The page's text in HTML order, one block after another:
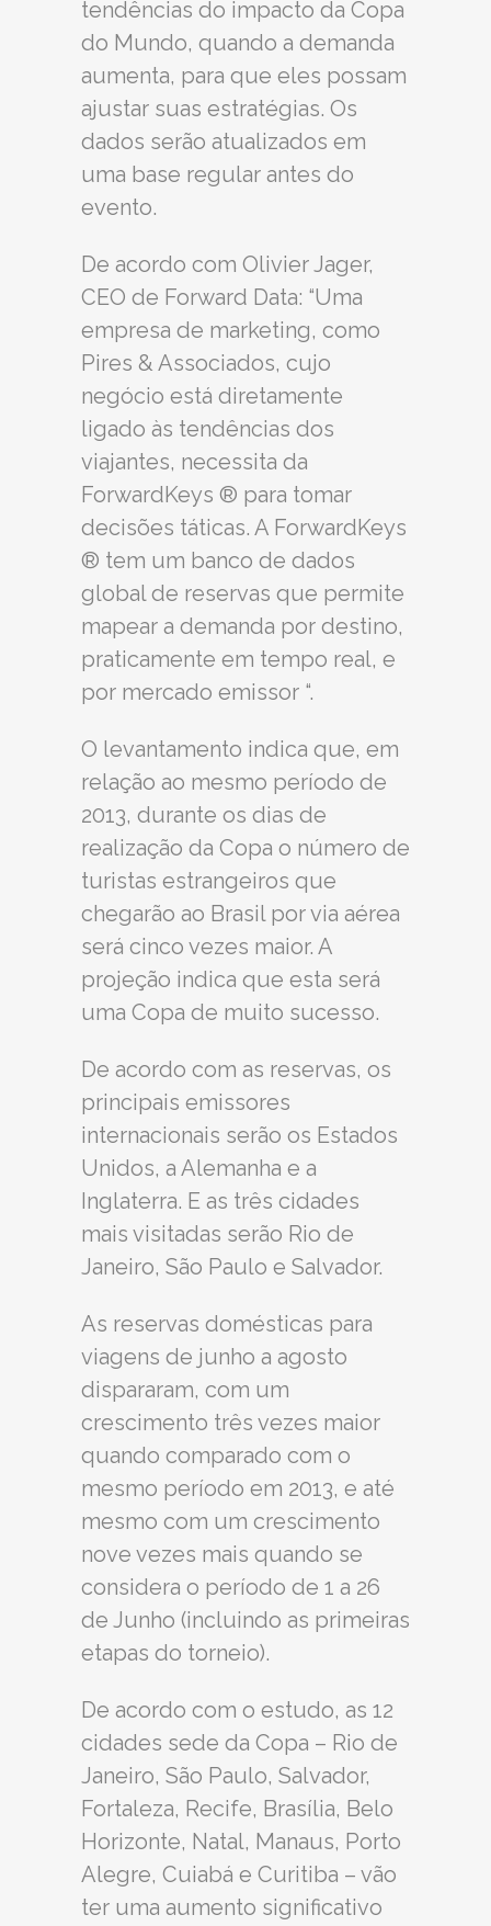
tendências do impacto da Copa
do Mundo, quando a demanda
aumenta, para que eles possam
ajustar suas estratégias. Os
dados serão atualizados em
uma base regular antes do
evento.
De acordo com Olivier Jager,
CEO de Forward Data: “Uma
empresa de marketing, como
Pires & Associados, cujo
negócio está diretamente
ligado às tendências dos
viajantes, necessita da
ForwardKeys ® para tomar
decisões táticas. A ForwardKeys
® tem um banco de dados
global de reservas que permite
mapear a demanda por destino,
praticamente em tempo real, e
por mercado emissor “.
O levantamento indica que, em
relação ao mesmo período de
2013, durante os dias de
realização da Copa o número de
turistas estrangeiros que
chegarão ao Brasil por via aérea
será cinco vezes maior. A
projeção indica que esta será
uma Copa de muito sucesso.
De acordo com as reservas, os
principais emissores
internacionais serão os Estados
Unidos, a Alemanha e a
Inglaterra. E as três cidades
mais visitadas serão Rio de
Janeiro, São Paulo e Salvador.
As reservas domésticas para
viagens de junho a agosto
dispararam, com um
crescimento três vezes maior
quando comparado com o
mesmo período em 2013, e até
mesmo com um crescimento
nove vezes mais quando se
considera o período de 1 a 26
de Junho (incluindo as primeiras
etapas do torneio).
De acordo com o estudo, as 12
cidades sede da Copa – Rio de
Janeiro, São Paulo, Salvador,
Fortaleza, Recife, Brasília, Belo
Horizonte, Natal, Manaus, Porto
Alegre, Cuiabá e Curitiba – vão
ter uma aumento significativo